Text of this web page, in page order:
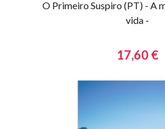
O Primeiro Suspiro (PT) - A
vida -
17,60 €